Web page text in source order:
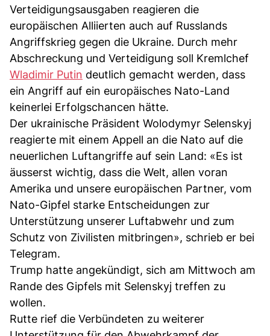
Verteidigungsausgaben reagieren die
europäischen Alliierten auch auf Russlands
Angriffskrieg gegen die Ukraine. Durch mehr
Abschreckung und Verteidigung soll Kremlchef
Wladimir Putin deutlich gemacht werden, dass
ein Angriff auf ein europäisches Nato-Land
keinerlei Erfolgschancen hätte.
Der ukrainische Präsident Wolodymyr Selenskyj
reagierte mit einem Appell an die Nato auf die
neuerlichen Luftangriffe auf sein Land: «Es ist
äusserst wichtig, dass die Welt, allen voran
Amerika und unsere europäischen Partner, vom
Nato-Gipfel starke Entscheidungen zur
Unterstützung unserer Luftabwehr und zum
Schutz von Zivilisten mitbringen», schrieb er bei
Telegram.
Trump hatte angekündigt, sich am Mittwoch am
Rande des Gipfels mit Selenskyj treffen zu
wollen.
Rutte rief die Verbündeten zu weiterer